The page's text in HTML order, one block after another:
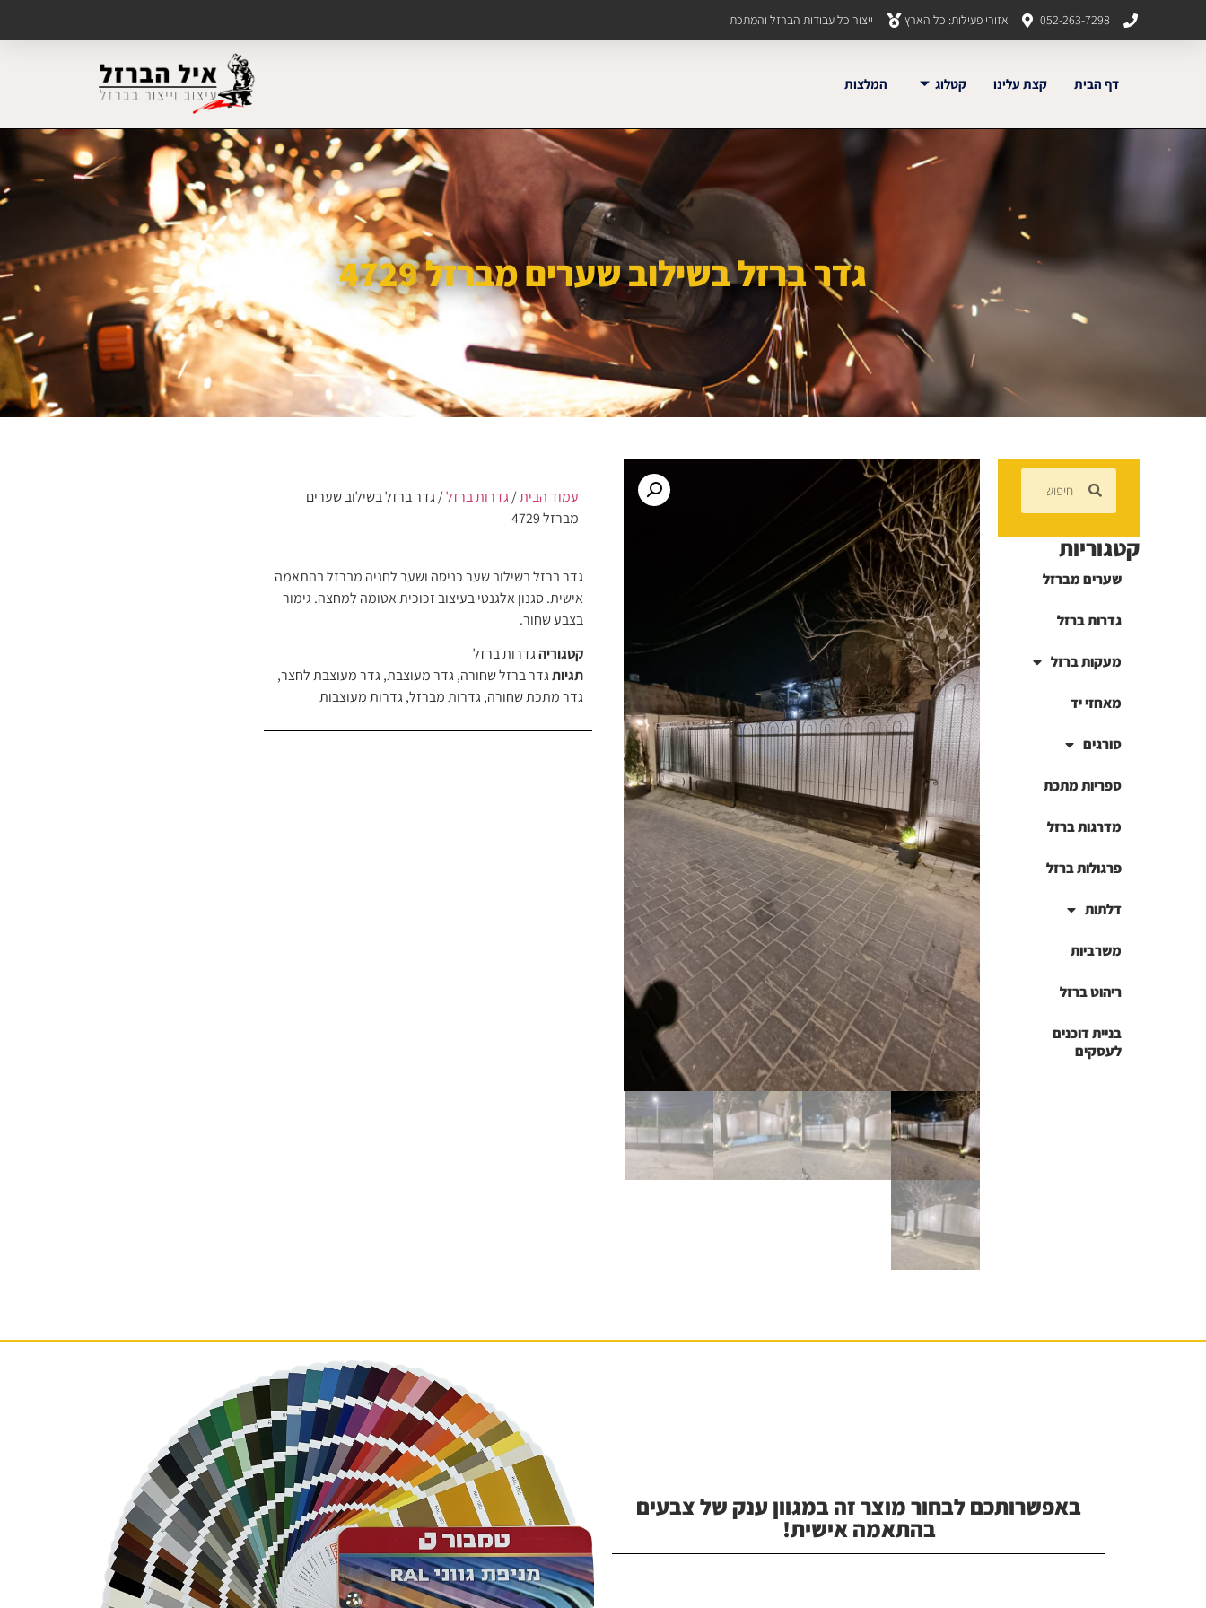
052-263-7298 אזורי פעילות: כל הארץ ייצור כל עבודות הברזל והמתכת
דף הבית קצת עלינו קטלוג המלצות
גדר ברזל בשילוב שערים מברזל 4729
קטגוריות
שערים מברזל
גדרות ברזל
מעקות ברזל
מאחזי יד
סורגים
ספריות מתכת
מדרגות ברזל
פרגולות ברזל
דלתות
משרביות
ריהוט ברזל
בניית דוכנים
לעסקים
עמוד הבית/גדרות ברזל/ גדר ברזל בשילוב שערים
מברזל 4729
גדר ברזל בשילוב שער כניסה ושער לחניה מברזל בהתאמה
אישית. סגנון אלגנטי בעיצוב זכוכית אטומה למחצה. גימור
בצבע שחור.
קטגוריהגדרות ברזל
תגיותגדר ברזל שחורה,גדר מעוצבת,גדר מעוצבת לחצר,
גדר מתכת שחורה,גדרות מברזל,גדרות מעוצבות
באפשרותכם לבחור מוצר זה במגוון ענק של צבעים
בהתאמה אישית!